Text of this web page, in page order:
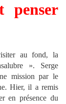
penser
au fond, la
». Serge
mission par le
Hier, il a remis
en présence du